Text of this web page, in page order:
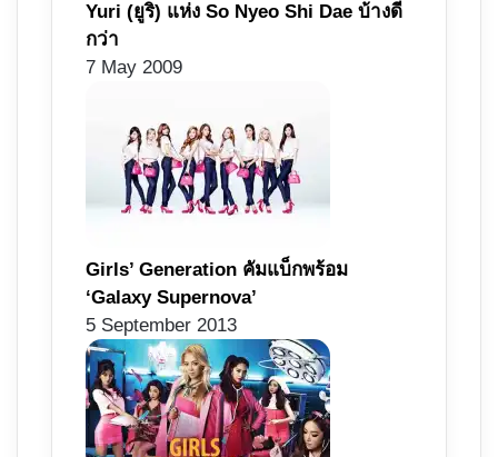
Yuri (ยูริ) แห่ง So Nyeo Shi Dae บ้างดี
กว่า
7 May 2009
Girls’ Generation คัมแบ็กพร้อม
‘Galaxy Supernova’
5 September 2013